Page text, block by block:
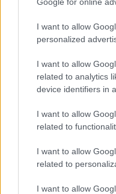
I want to allow
personalized
I want to allow
related to analytics
device identifiers in
I want to allow
related to
I want to allow
related to
I want to allow